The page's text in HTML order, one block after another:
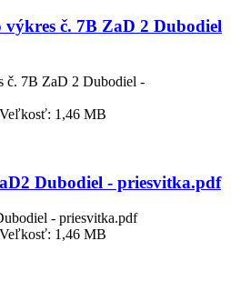
č. 7B ZaD 2 Dubodiel
č. 7B ZaD 2 Dubodiel -
1,46 MB
Dubodiel - priesvitka.pdf
- priesvitka.pdf
1,46 MB